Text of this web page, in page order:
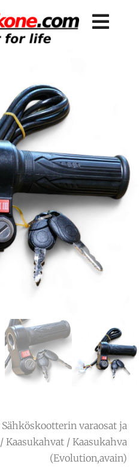
Sähköskootterin varaosat ja
/ Kaasukahvat / Kaasukahva
(Evolution,avain)